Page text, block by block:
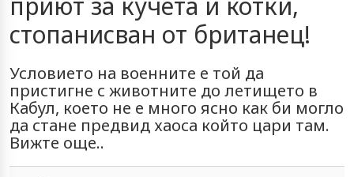
стопанисван от британец!
Условието на военните е той да
пристигне с животните до летището в
Кабул, което не е много ясно как би могло
да стане предвид хаоса който цари там.
Вижте още..